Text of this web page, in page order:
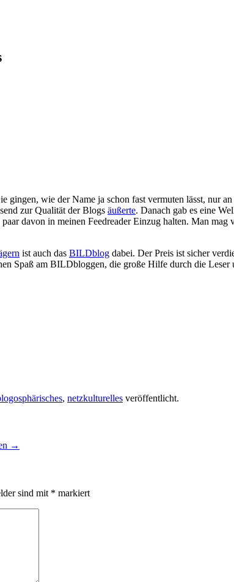
gingen, wie der Name ja schon fast vermuten lässt, nur
zur Qualität der Blogs äußerte. Danach gab es eine
davon in meinen Feedreader Einzug halten. Man
ist auch das BILDblog dabei. Der Preis ist sicher
Spaß am BILDbloggen, die große Hilfe durch die
, netzkulturelles veröffentlicht.
→
sind mit * markiert